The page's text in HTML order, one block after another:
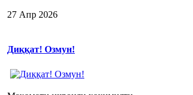
27 Апр 2026
Диққат! Озмун!